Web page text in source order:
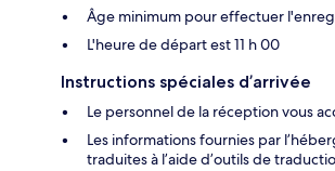
Âge minimum pour effectuer
L'heure de départ est 11 h 00
Instructions spéciales d’arrivée
Le personnel de la réception vous
Les informations fournies par
traduites à l’aide d’outils de